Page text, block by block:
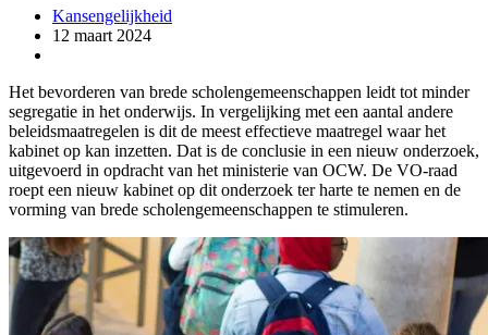
Kansengelijkheid
12 maart 2024
Het bevorderen van brede scholengemeenschappen leidt tot minder
segregatie in het onderwijs. In vergelijking met een aantal andere
beleidsmaatregelen is dit de meest effectieve maatregel waar het
kabinet op kan inzetten. Dat is de conclusie in een nieuw onderzoek,
uitgevoerd in opdracht van het ministerie van OCW. De VO-raad
roept een nieuw kabinet op dit onderzoek ter harte te nemen en de
vorming van brede scholengemeenschappen te stimuleren.